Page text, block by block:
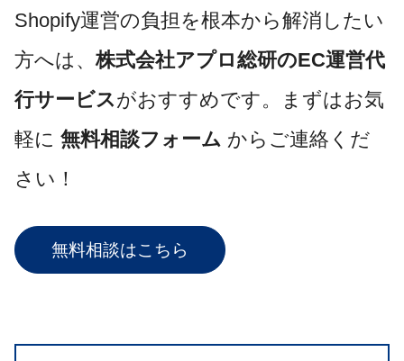
Shopify運営の負担を根本から解消したい
方へは、株式会社アプロ総研のEC運営代
行サービスがおすすめです。まずはお気
軽に 無料相談フォーム からご連絡くだ
さい！
無料相談はこちら